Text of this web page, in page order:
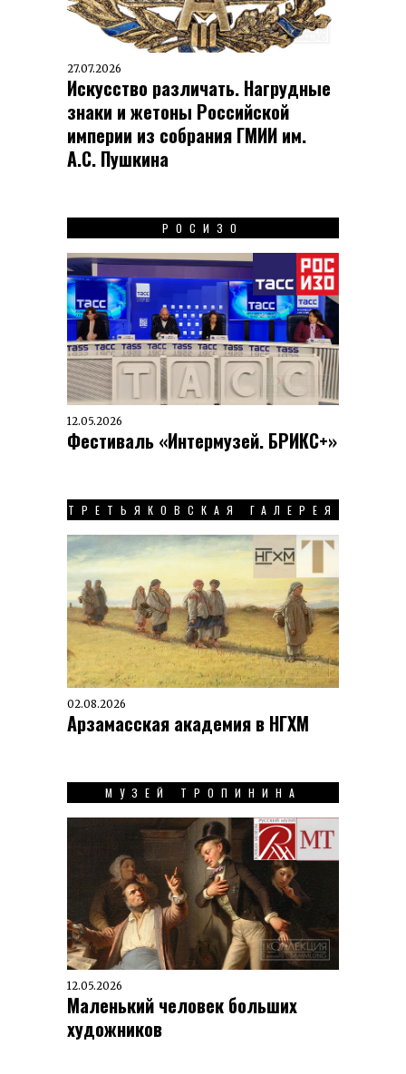
27.07.2026
Искусство различать. Нагрудные
знаки и жетоны Российской
империи из собрания ГМИИ им.
А.С. Пушкина
РОСИЗО
12.05.2026
Фестиваль «Интермузей. БРИКС+»
ТРЕТЬЯКОВСКАЯ ГАЛЕРЕЯ
02.08.2026
Арзамасская академия в НГХМ
МУЗЕЙ ТРОПИНИНА
12.05.2026
Маленький человек больших
художников